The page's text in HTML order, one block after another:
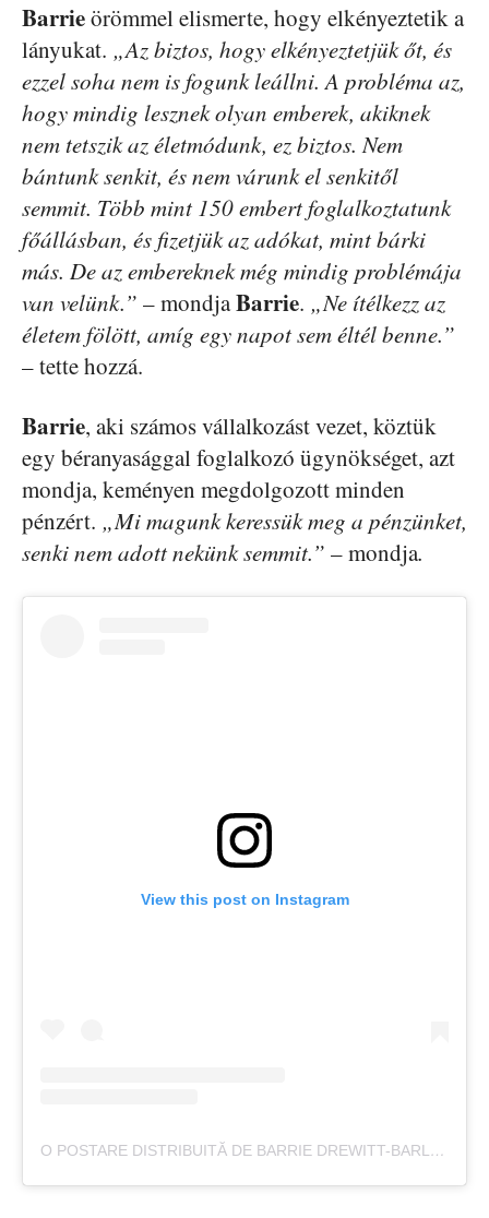
Barrieörömmel elismerte, hogy elkényeztetik a
lányukat. „Az biztos, hogy elkényeztetjük őt, és
ezzel soha nem is fogunk leállni. A probléma az,
hogy mindig lesznek olyan emberek, akiknek
nem tetszik az életmódunk, ez biztos. Nem
bántunk senkit, és nem várunk el senkitől
semmit. Több mint 150 embert foglalkoztatunk
főállásban, és fizetjük az adókat, mint bárki
más. De az embereknek még mindig problémája
van velünk.” – mondjaBarrie. „Ne ítélkezz az
életem fölött, amíg egy napot sem éltél benne.”
– tette hozzá.
Barrie, aki számos vállalkozást vezet, köztük
egy béranyasággal foglalkozó ügynökséget, azt
mondja, keményen megdolgozott minden
pénzért. „Mi magunk keressük meg a pénzünket,
senki nem adott nekünk semmit.” – mondja.
View this post on Instagram
O POSTARE DISTRIBUITĂ DE BARRIE DREWITT-BARLOW (@DONBARRIE)